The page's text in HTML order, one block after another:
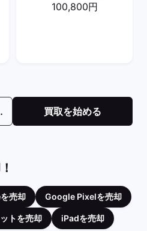
100,800円
です。 買取を始める
売却 Google Pixelを売却
トを売却 iPadを売却